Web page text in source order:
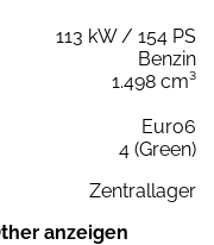
113 kW / 154 PS
Benzin
1.498 cm³
Euro6
4 (Green)
Zentrallager
anzeigen